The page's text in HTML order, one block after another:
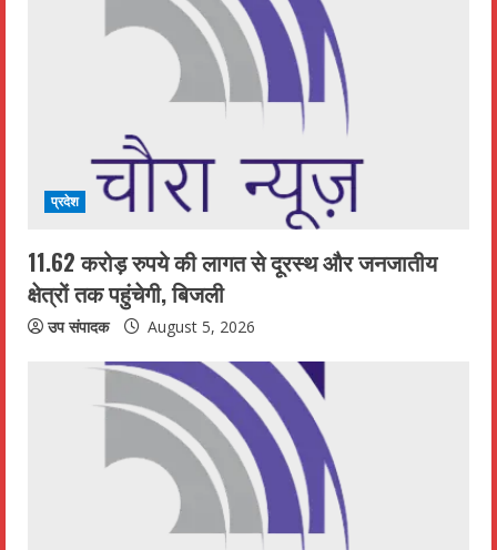
प्रदेश
11.62 करोड़ रुपये की लागत से दूरस्थ और जनजातीय
क्षेत्रों तक पहुंचेगी, बिजली
उप संपादक August 5, 2026